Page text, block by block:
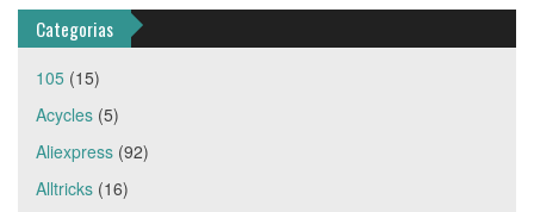
Categorias
105 (15)
Acycles (5)
Aliexpress (92)
Alltricks (16)